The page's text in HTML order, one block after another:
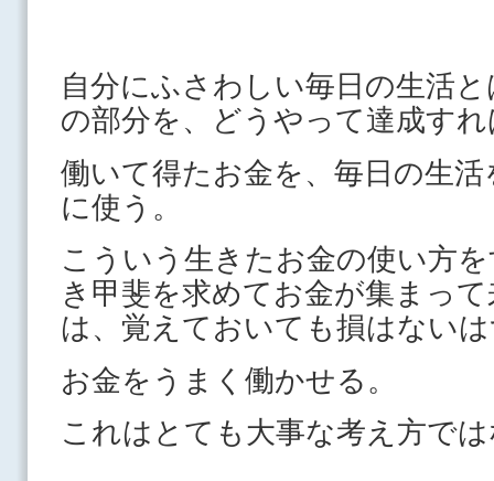
自分にふさわしい毎日の生活
の部分を、どうやって達成す
働いて得たお金を、毎日の生
に使う。
こういう生きたお金の使い方
き甲斐を求めてお金が集まっ
は、覚えておいても損はない
お金をうまく働かせる。
これはとても大事な考え方で